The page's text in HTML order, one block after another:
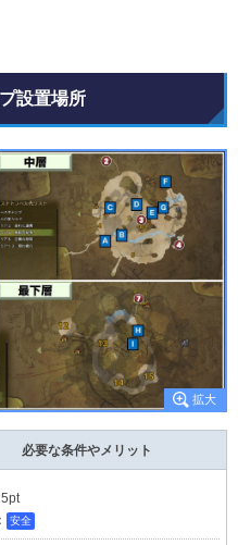
設置場所
必要な条件やメリット
： 安全